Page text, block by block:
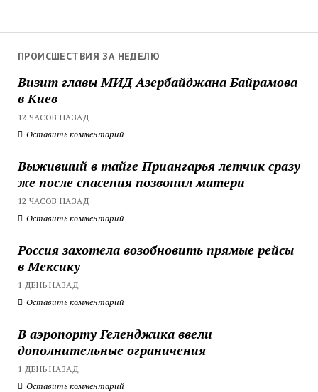
ПРОИСШЕСТВИЯ ЗА НЕДЕЛЮ
Визит главы МИД Азербайджана Байрамова
в Киев
12 ЧАСОВ НАЗАД
Оставить комментарий
Выживший в тайге Приангарья летчик сразу
же после спасения позвонил матери
12 ЧАСОВ НАЗАД
Оставить комментарий
Россия захотела возобновить прямые рейсы
в Мексику
1 ДЕНЬ НАЗАД
Оставить комментарий
В аэропорту Геленджика ввели
дополнительные ограничения
1 ДЕНЬ НАЗАД
Оставить комментарий